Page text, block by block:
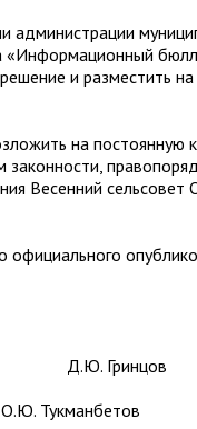
«Информационный
и разместить
на постоянную
Весенний сельсовет
Гринцов